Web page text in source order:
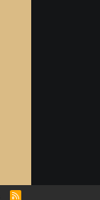
R